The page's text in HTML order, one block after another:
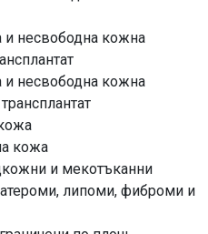
несвободна кожна
несвободна кожна
кожа
и мекотъканни
липоми, фиброми и